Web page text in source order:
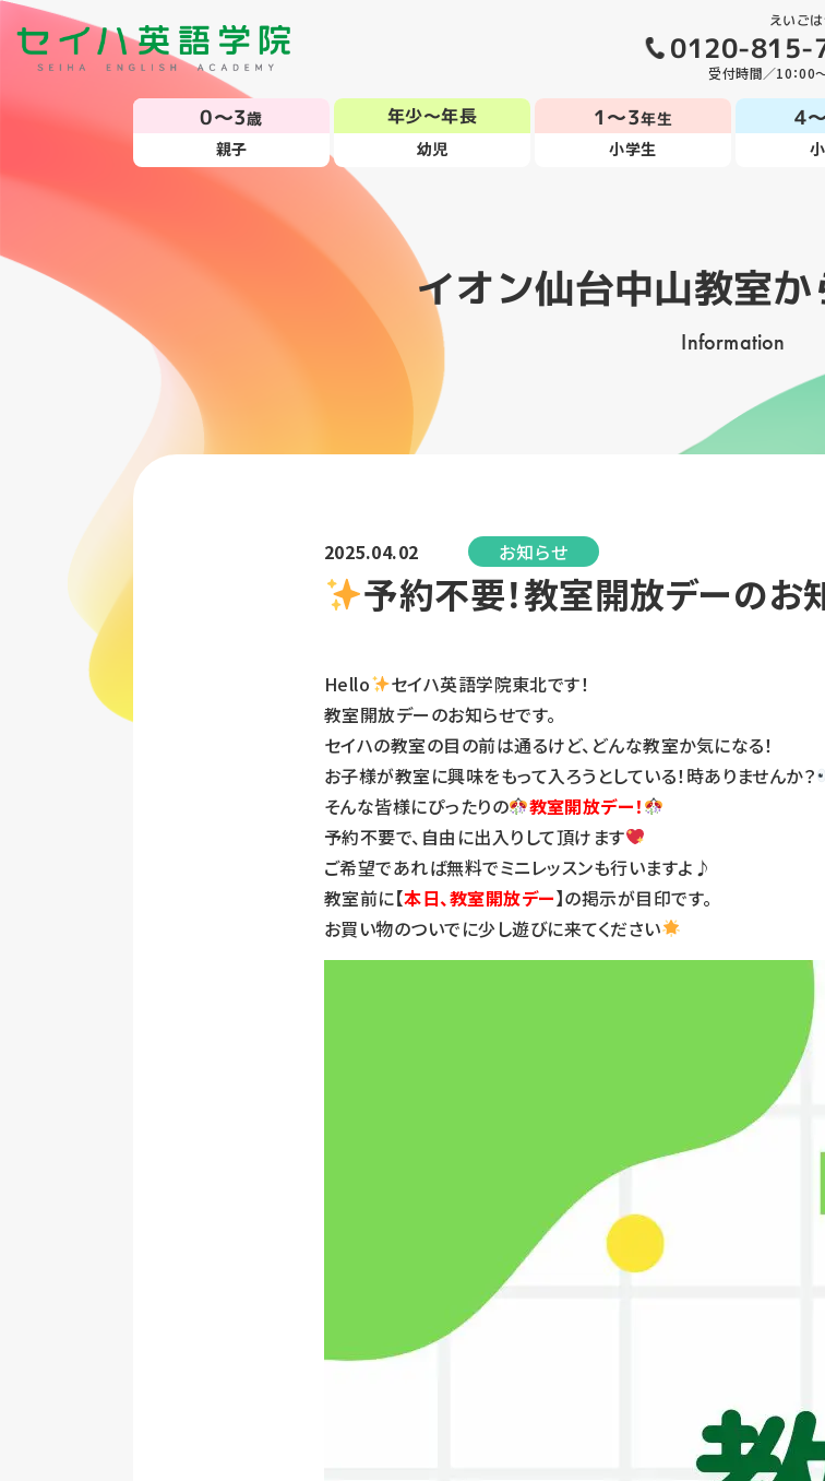
えいご
0120-815-
受付時間／10：00
0～3歳
親子
年少～年長
幼児
1～3年生
小学生
4
イオン仙台中山教室か
Information
2025.04.02 お知らせ
予約不要！教室開放デーのお
Hello
セイハ英語学院東北です！
教室開放デーのお知らせです。
セイハの教室の目の前は通るけど、どんな教室か気になる！
お子様が教室に興味をもって入ろうとしている！時ありませんか？
そんな皆様にぴったりの
教室開放デー！
予約不要で、自由に出入りして頂けます
ご希望であれば無料でミニレッスンも行いますよ♪
教室前に【本日、教室開放デー】の掲示が目印です。
お買い物のついでに少し遊びに来てください